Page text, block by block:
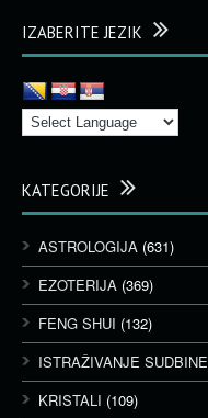
IZABERITE JEZIK
KATEGORIJE
ASTROLOGIJA (631)
EZOTERIJA (369)
FENG SHUI (132)
ISTRAŽIVANJE SUDBINE
KRISTALI (109)